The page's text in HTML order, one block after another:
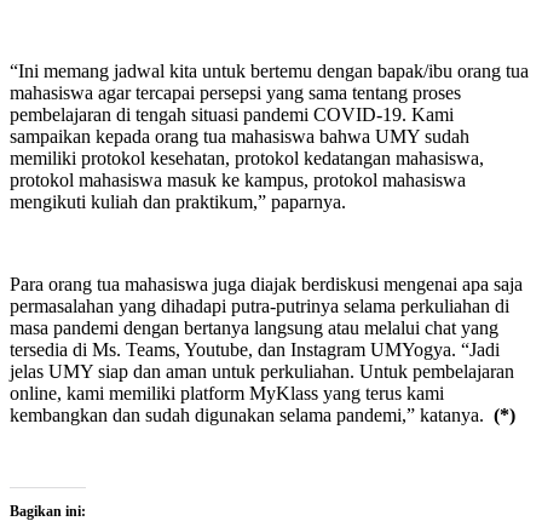
“Ini memang jadwal kita untuk bertemu dengan bapak/ibu orang tua
mahasiswa agar tercapai persepsi yang sama tentang proses
pembelajaran di tengah situasi pandemi COVID-19. Kami
sampaikan kepada orang tua mahasiswa bahwa UMY sudah
memiliki protokol kesehatan, protokol kedatangan mahasiswa,
protokol mahasiswa masuk ke kampus, protokol mahasiswa
mengikuti kuliah dan praktikum,” paparnya.
Para orang tua mahasiswa juga diajak berdiskusi mengenai apa saja
permasalahan yang dihadapi putra-putrinya selama perkuliahan di
masa pandemi dengan bertanya langsung atau melalui chat yang
tersedia di Ms. Teams, Youtube, dan Instagram UMYogya. “Jadi
jelas UMY siap dan aman untuk perkuliahan. Untuk pembelajaran
online, kami memiliki platform MyKlass yang terus kami
kembangkan dan sudah digunakan selama pandemi,” katanya. (*)
Bagikan ini: